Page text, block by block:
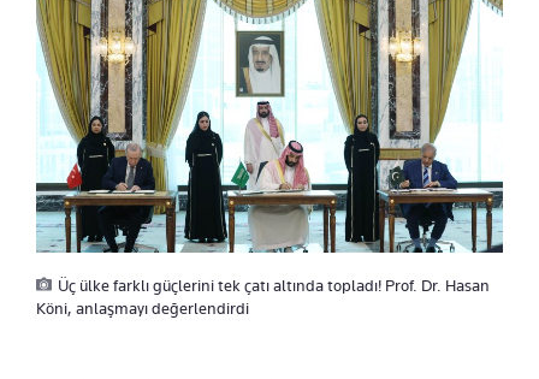
Üç ülke farklı güçlerini tek çatı altında topladı! Prof. Dr. Hasan
Köni, anlaşmayı değerlendirdi